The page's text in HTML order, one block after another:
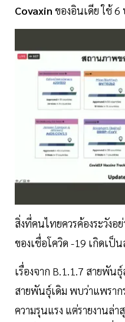
Covaxin ของอินเดีย ใช้ 6
สิ่งที่คนไทยควรค้องระวัง
ของเชื่อโควิด -19 เกิดเป็
เรื่องจาก B.1.1.7 สายพัน
สายพันธุ์เดิม พบว่าแพราก
ความรุนแรง แต่รายงานล่